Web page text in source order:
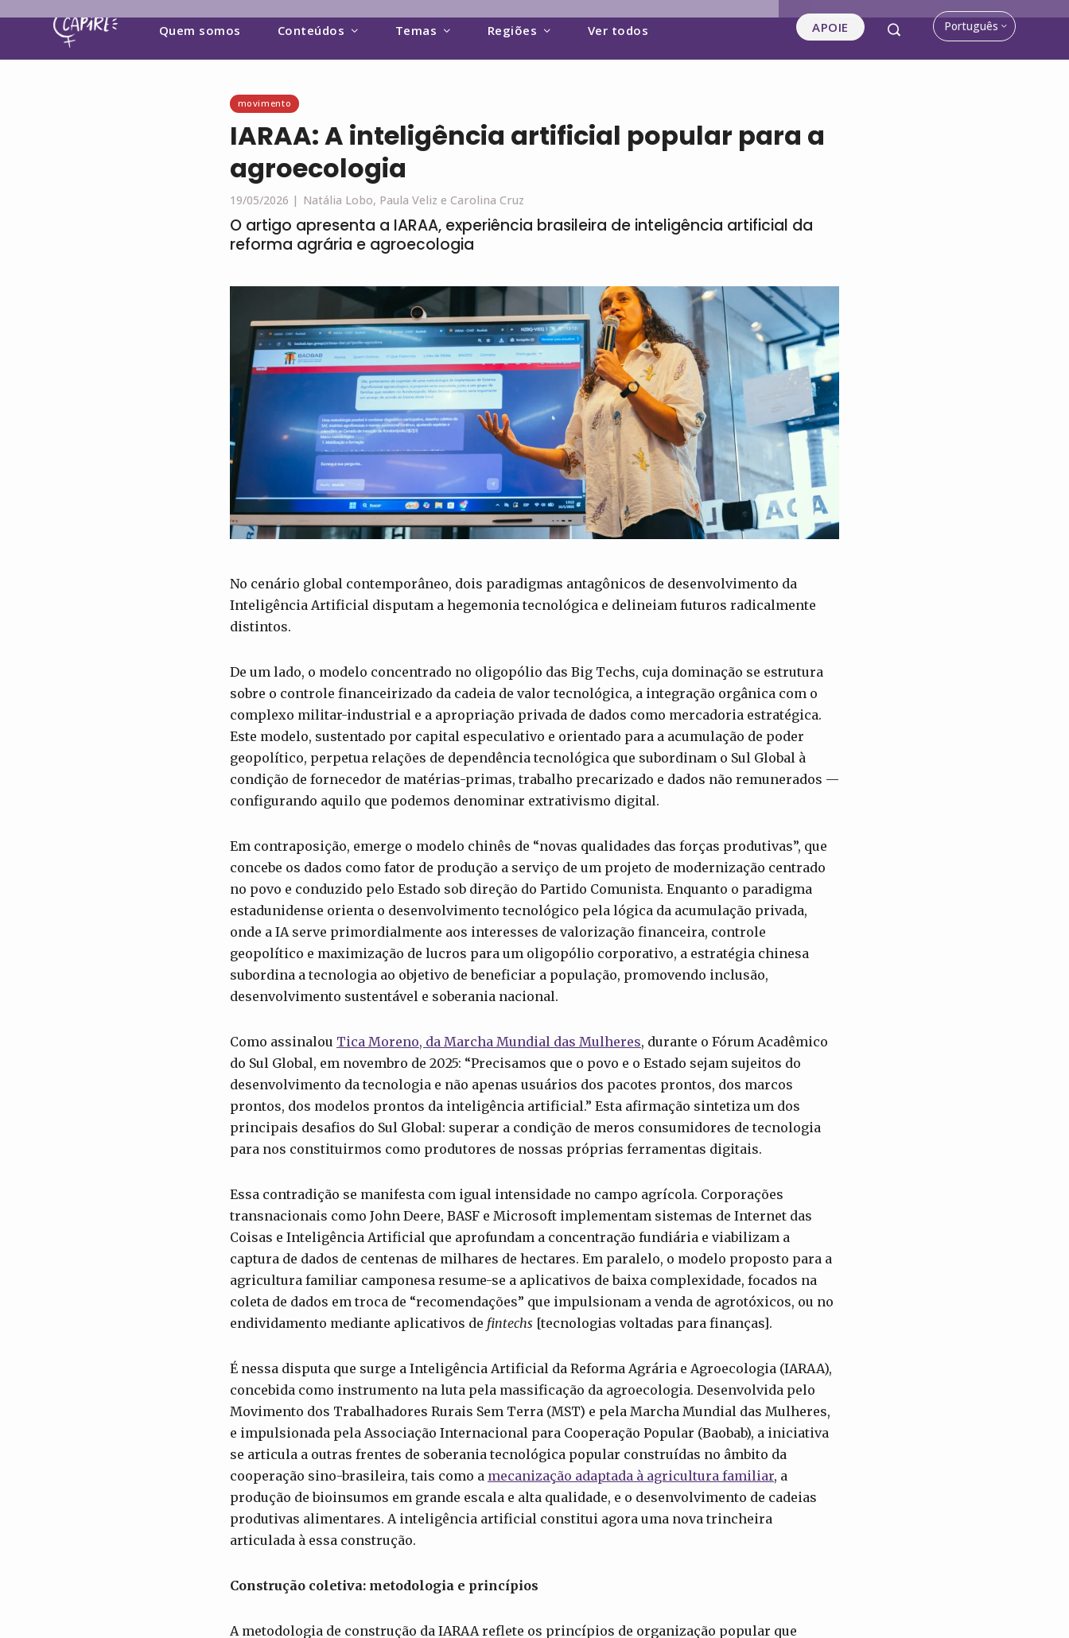
Quem somos Conteúdos Temas Regiões Ver todos APOIE Português
movimento
IARAA: A inteligência artificial popular para a
agroecologia
19/05/2026 | Natália Lobo, Paula Veliz e Carolina Cruz
O artigo apresenta a IARAA, experiência brasileira de inteligência artificial da
reforma agrária e agroecologia
No cenário global contemporâneo, dois paradigmas antagônicos de desenvolvimento da
Inteligência Artificial disputam a hegemonia tecnológica e delineiam futuros radicalmente
distintos.
De um lado, o modelo concentrado no oligopólio das Big Techs, cuja dominação se estrutura
sobre o controle financeirizado da cadeia de valor tecnológica, a integração orgânica com o
complexo militar-industrial e a apropriação privada de dados como mercadoria estratégica.
Este modelo, sustentado por capital especulativo e orientado para a acumulação de poder
geopolítico, perpetua relações de dependência tecnológica que subordinam o Sul Global à
condição de fornecedor de matérias-primas, trabalho precarizado e dados não remunerados —
configurando aquilo que podemos denominar extrativismo digital.
Em contraposição, emerge o modelo chinês de “novas qualidades das forças produtivas”, que
concebe os dados como fator de produção a serviço de um projeto de modernização centrado
no povo e conduzido pelo Estado sob direção do Partido Comunista. Enquanto o paradigma
estadunidense orienta o desenvolvimento tecnológico pela lógica da acumulação privada,
onde a IA serve primordialmente aos interesses de valorização financeira, controle
geopolítico e maximização de lucros para um oligopólio corporativo, a estratégia chinesa
subordina a tecnologia ao objetivo de beneficiar a população, promovendo inclusão,
desenvolvimento sustentável e soberania nacional.
Como assinalou Tica Moreno, da Marcha Mundial das Mulheres, durante o Fórum Acadêmico
do Sul Global, em novembro de 2025: “Precisamos que o povo e o Estado sejam sujeitos do
desenvolvimento da tecnologia e não apenas usuários dos pacotes prontos, dos marcos
prontos, dos modelos prontos da inteligência artificial.” Esta afirmação sintetiza um dos
principais desafios do Sul Global: superar a condição de meros consumidores de tecnologia
para nos constituirmos como produtores de nossas próprias ferramentas digitais.
Essa contradição se manifesta com igual intensidade no campo agrícola. Corporações
transnacionais como John Deere, BASF e Microsoft implementam sistemas de Internet das
Coisas e Inteligência Artificial que aprofundam a concentração fundiária e viabilizam a
captura de dados de centenas de milhares de hectares. Em paralelo, o modelo proposto para a
agricultura familiar camponesa resume-se a aplicativos de baixa complexidade, focados na
coleta de dados em troca de “recomendações” que impulsionam a venda de agrotóxicos, ou no
endividamento mediante aplicativos de fintechs [tecnologias voltadas para finanças].
É nessa disputa que surge a Inteligência Artificial da Reforma Agrária e Agroecologia (IARAA),
concebida como instrumento na luta pela massificação da agroecologia. Desenvolvida pelo
Movimento dos Trabalhadores Rurais Sem Terra (MST) e pela Marcha Mundial das Mulheres,
e impulsionada pela Associação Internacional para Cooperação Popular (Baobab), a iniciativa
se articula a outras frentes de soberania tecnológica popular construídas no âmbito da
cooperação sino-brasileira, tais como a mecanização adaptada à agricultura familiar, a
produção de bioinsumos em grande escala e alta qualidade, e o desenvolvimento de cadeias
produtivas alimentares. A inteligência artificial constitui agora uma nova trincheira
articulada à essa construção.
Construção coletiva: metodologia e princípios
A metodologia de construção da IARAA reflete os princípios de organização popular que